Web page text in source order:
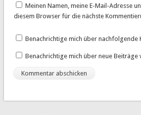
Meinen Namen, meine E-Mail-Adresse
diesem Browser für die nächste
Benachrichtige mich über nachfolgende
Benachrichtige mich über neue Beiträge